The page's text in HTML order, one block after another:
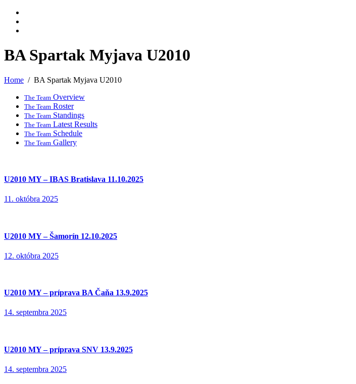
BA Spartak Myjava U2010
Home BA Spartak Myjava U2010
The Team Overview
The Team Roster
The Team Standings
The Team Latest Results
The Team Schedule
The Team Gallery
U2010 MY – IBAS Bratislava 11.10.2025
11. októbra 2025
U2010 MY – Šamorín 12.10.2025
12. októbra 2025
U2010 MY – príprava BA Čaňa 13.9.2025
14. septembra 2025
U2010 MY – príprava SNV 13.9.2025
14. septembra 2025